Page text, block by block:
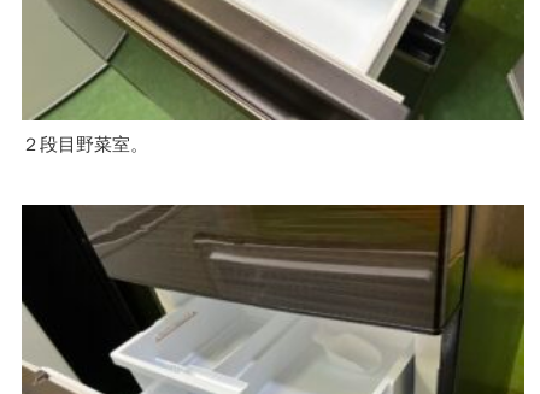
２段目野菜室。